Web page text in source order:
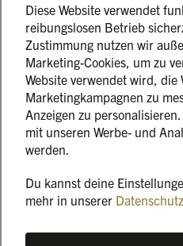
Ein Fabelwesen, geboren aus
hätte passender sein
Er bringt das Versprechen auf
Nächte und lodernder
Die Glut ist schon entfacht.
zu lassen?
Die Tage werden wärmer, die
das Event des Jahres!
Ein Tag, an dem Genuss
Diese Website verwendet
reibungslosen Betrieb
Zustimmung nutzen wir
Marketing-Cookies, um zu
Website verwendet wird,
Marketingkampagnen zu
Anzeigen zu
mit unseren Werbe- und
werden.
Du kannst deine
mehr in unserer